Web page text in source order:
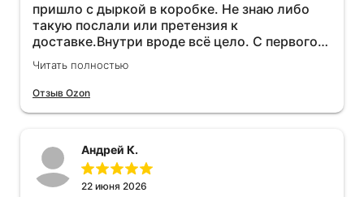
пришло с дыркой в коробке. Не знаю либо
такую послали или претензия к
доставке.Внутри вроде всё цело. С первого
раза установить не получается не знаю
может интернет дурит. Четыре звёзды за
упаковку с дыркой.Как опробую дополню
всё установилось по работе устройства
дополню позже ещё не проехал 120
км.Дополняю после пробега 120 км
Читать полностью
Отзыв Ozon
Андрей К.
22 июня 2026